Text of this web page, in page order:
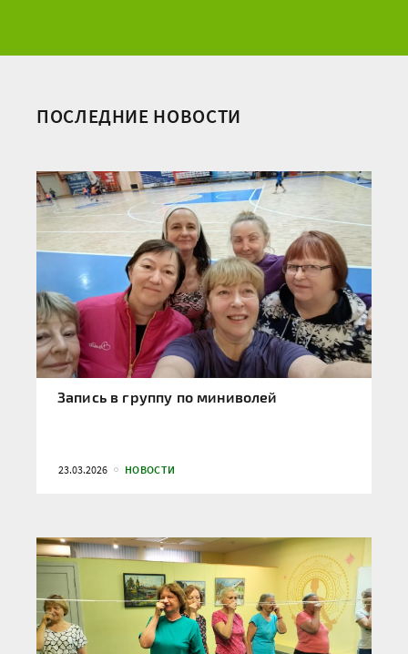
ПОСЛЕДНИЕ НОВОСТИ
Запись в группу по миниволей
23.03.2026 НОВОСТИ